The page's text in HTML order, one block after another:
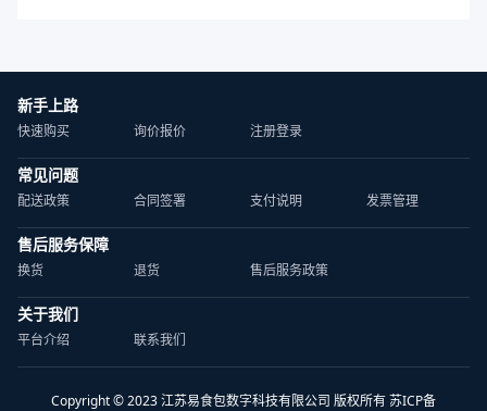
新手上路
快速购买 询价报价 注册登录
常见问题
配送政策 合同签署 支付说明 发票管理
售后服务保障
换货 退货 售后服务政策
关于我们
平台介绍 联系我们
Copyright © 2023 江苏易食包数字科技有限公司 版权所有 苏ICP备